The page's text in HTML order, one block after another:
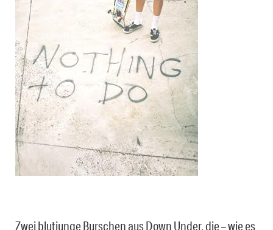
Zwei blutjunge Burschen aus Down Under, die – wie es